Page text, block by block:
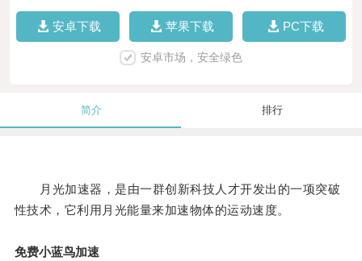
安卓下载 苹果下载 PC下载
安卓市场，安全绿色
简介 排行
月光加速器，是由一群创新科技人才开发出的一项突破
性技术，它利用月光能量来加速物体的运动速度。
免费小蓝鸟加速